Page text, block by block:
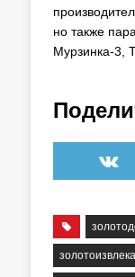
но также
Мурзинка-3,